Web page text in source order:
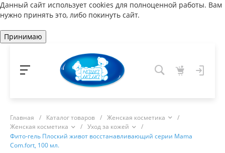
Данный сайт использует cookies для полноценной работы. Вам
нужно принять это, либо покинуть сайт.
Принимаю
Главная / Каталог товаров / Женская косметика
/
Женская косметика
/ Уход за кожей
/
Фито-гель Плоский живот восстанавливающий серии Mama
Com.fort, 100 мл.